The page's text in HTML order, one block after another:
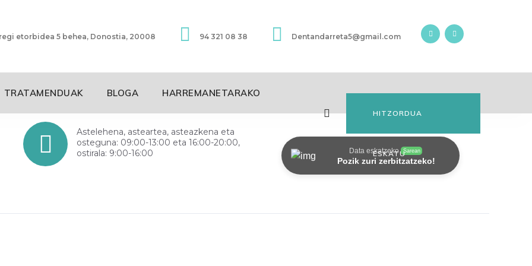
etorbidea 5 behea, Donostia, 20008 94 321 08 38 Dentandarreta5@gmail.com
TRATAMENDUAK BLOGA HARREMANETARAKO
HITZORDUA
ESKATU
Astelehena, asteartea, asteazkena eta
osteguna: 09:00-13:00 eta 16:00-20:00,
ostirala: 9:00-16:00
Data eskatzeko Sarean
Pozik zuri zerbitzatzeko!